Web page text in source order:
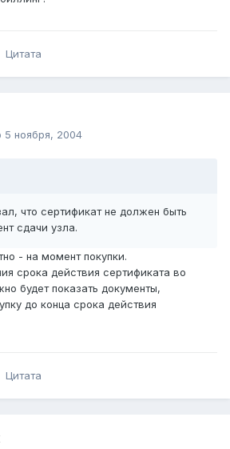
Цитата
5 ноября, 2004
что сертификат не должен быть
сдачи узла.
- на момент покупки.
срока действия сертификата во
будет показать документы,
до конца срока действия
Цитата